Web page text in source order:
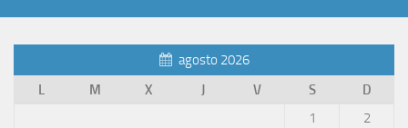
agosto 2026
L
M X J V S D
1
2